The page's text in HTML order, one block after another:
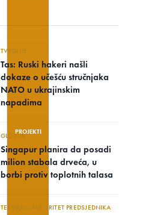
PROJEKTI
TVRDNJE
Tas: Ruski hakeri našli
dokaze o učešću stručnjaka
NATO u ukrajinskim
napadima
GLOBUS
Singapur planira da posadi
milion stabala drveća, u
borbi protiv toplotnih talasa
TESTIRAN AUTORITET PREDSJEDNIKA